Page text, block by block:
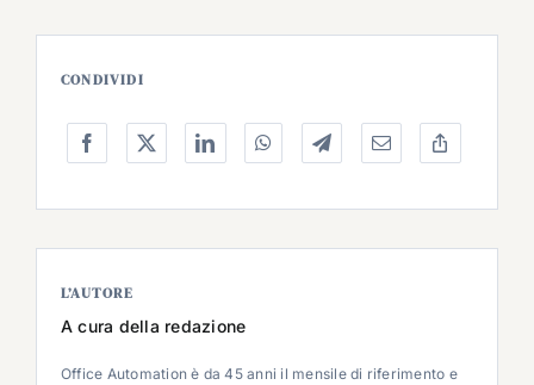
CONDIVIDI
L’AUTORE
A cura della redazione
Office Automation è da 45 anni il mensile di riferimento e